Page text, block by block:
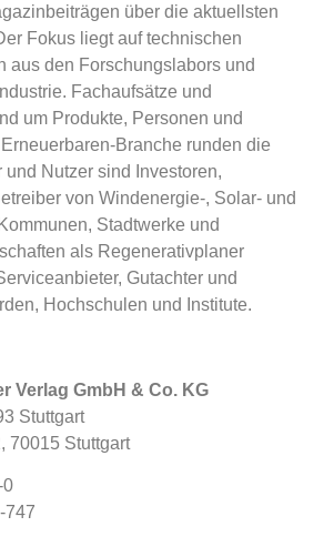
über die aktuellsten
Fokus liegt auf technischen
aus den Forschungslabors und
Fachaufsätze und
um Produkte, Personen und
Branche runden die
Nutzer sind Investoren,
von Windenergie-, Solar- und
Stadtwerke und
als Regenerativplaner
Gutachter und
Hochschulen und Institute.
Verlag GmbH & Co. KG
Stuttgart
70015 Stuttgart
0
747